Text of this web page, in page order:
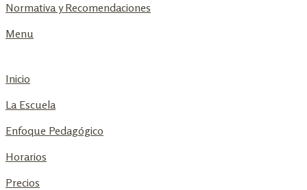
Normativa y Recomendaciones
Menu
Inicio
La Escuela
Enfoque Pedagógico
Horarios
Precios